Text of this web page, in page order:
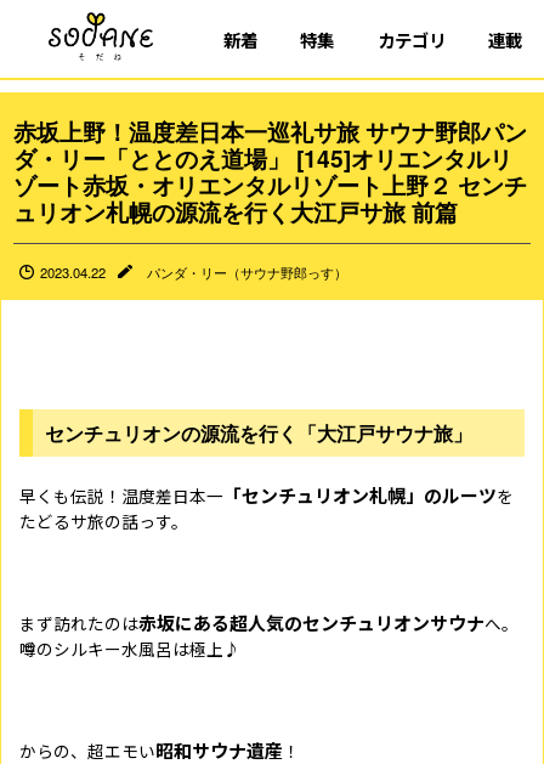
新着 特集 カテゴリ 連載
赤坂上野！温度差日本一巡礼サ旅 サウナ野郎パン
ダ・リー「ととのえ道場」 [145]オリエンタルリ
ゾート赤坂・オリエンタルリゾート上野２ センチ
ュリオン札幌の源流を行く大江戸サ旅 前篇
2023.04.22 パンダ・リー（サウナ野郎っす）
センチュリオンの源流を行く「大江戸サウナ旅」
早くも伝説！温度差日本一 「センチュリオン札幌」のルーツを
たどるサ旅の話っす。
まず訪れたのは赤坂にある超人気のセンチュリオンサウナへ。
噂のシルキー水風呂は極上♪
からの、超エモい昭和サウナ遺産 ！